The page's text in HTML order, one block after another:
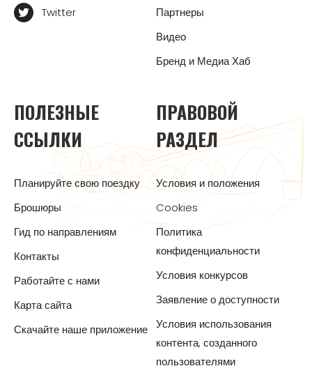
Twitter
Партнеры
Видео
Бренд и Медиа Хаб
ПОЛЕЗНЫЕ
ССЫЛКИ
Планируйте свою поездку
Брошюры
Гид по направлениям
Контакты
Работайте с нами
Карта сайта
Скачайте наше приложение
ПРАВОВОЙ
РАЗДЕЛ
Условия и положения
Cookies
Политика
конфиденциальности
Условия конкурсов
Заявление о доступности
Условия использования
контента, созданного
пользователями